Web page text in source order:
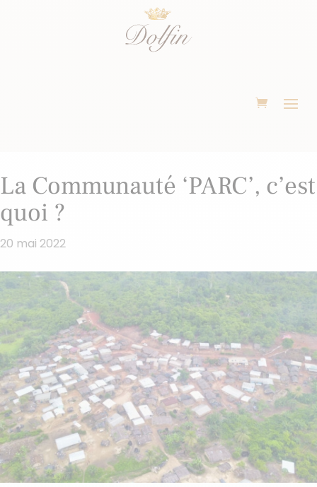
La Communauté ‘PARC’, c’est
quoi ?
20 mai 2022